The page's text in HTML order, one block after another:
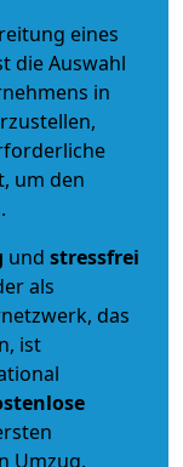
eines
die Auswahl
in
um den
und stressfrei
als
das
ist
Umzug.